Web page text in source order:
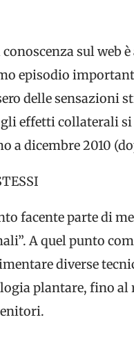
sul web
episodio
delle sensazioni
effetti collaterali si
a dicembre 2010
facente parte di
A quel punto
diverse
plantare, fino al